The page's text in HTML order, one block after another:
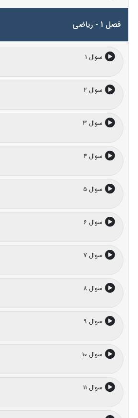
فصل 1 - ریاضی
سوال 1
سوال 2
سوال 3
سوال 4
سوال 5
سوال 6
سوال 7
سوال 8
سوال 9
سوال 10
سوال 11